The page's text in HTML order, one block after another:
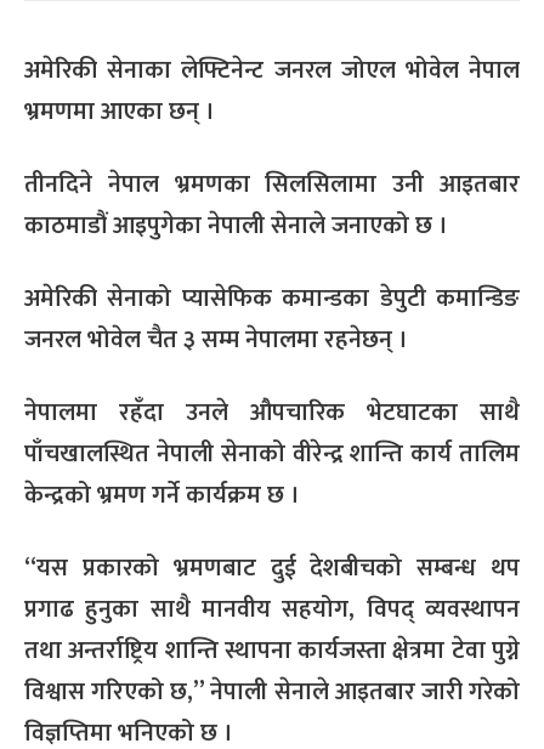
अमेरिकी सेनाका लेफ्टिनेन्ट जनरल जोएल भोवेल नेपाल
भ्रमणमा आएका छन् ।
तीनदिने नेपाल भ्रमणका सिलसिलामा उनी आइतबार
काठमाडौं आइपुगेका नेपाली सेनाले जनाएको छ ।
अमेरिकी सेनाको प्यासेफिक कमान्डका डेपुटी कमान्डिङ
जनरल भोवेल चैत ३ सम्म नेपालमा रहनेछन् ।
नेपालमा रहँदा उनले औपचारिक भेटघाटका साथै
पाँचखालस्थित नेपाली सेनाको वीरेन्द्र शान्ति कार्य तालिम
केन्द्रको भ्रमण गर्ने कार्यक्रम छ ।
“यस प्रकारको भ्रमणबाट दुई देशबीचको सम्बन्ध थप
प्रगाढ हुनुका साथै मानवीय सहयोग, विपद् व्यवस्थापन
तथा अन्तर्राष्ट्रिय शान्ति स्थापना कार्यजस्ता क्षेत्रमा टेवा पुग्ने
विश्वास गरिएको छ,” नेपाली सेनाले आइतबार जारी गरेको
विज्ञप्तिमा भनिएको छ ।